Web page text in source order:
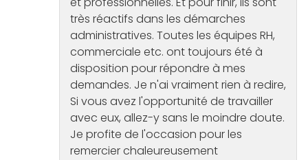
très réactifs dans les démarches
administratives. Toutes les équipes RH,
commerciale etc. ont toujours été à
disposition pour répondre à mes
demandes. Je n'ai vraiment rien à redire,
Si vous avez l'opportunité de travailler
avec eux, allez-y sans le moindre doute.
Je profite de l'occasion pour les
remercier chaleureusement